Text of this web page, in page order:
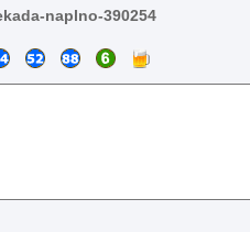
naplno-390254